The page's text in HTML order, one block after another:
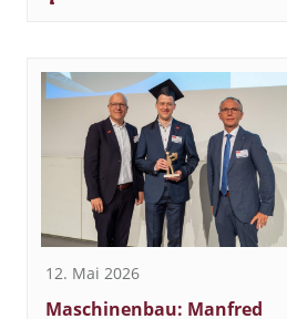
12. Mai 2026
Maschinenbau: Manfred